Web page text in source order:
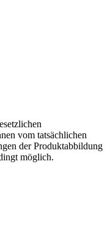
vom tatsächlichen
der Produktabbildung
möglich.